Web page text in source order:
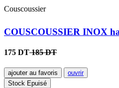
Couscoussier
COUSCOUSSIER INOX
175 DT185 DT
ajouter au favoris
ouvrir
Stock Epuisé